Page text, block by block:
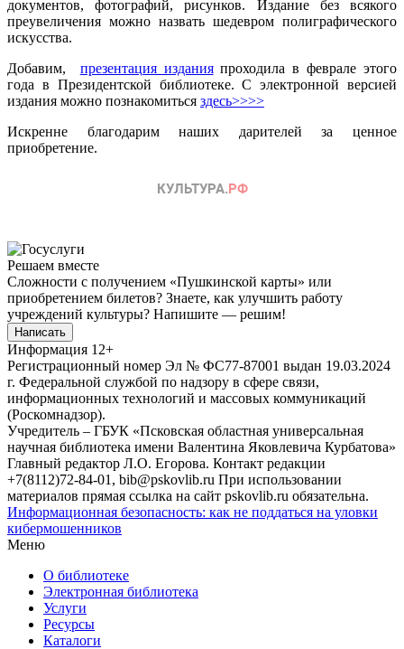
документов, фотографий, рисунков. Издание без всякого
преувеличения можно назвать шедевром полиграфического
искусства.
Добавим, презентация изданияпроходила в феврале этого
года в Президентской библиотеке. С электронной версией
издания можно познакомиться здесь>>>>
Искренне благодарим наших дарителей за ценное
приобретение.
Решаем вместе
Сложности с получением «Пушкинской карты» или
приобретением билетов? Знаете, как улучшить работу
учреждений культуры? Напишите — решим!
Написать
Информация 12+
Регистрационный номер Эл № ФС77-87001 выдан 19.03.2024
г. Федеральной службой по надзору в сфере связи,
информационных технологий и массовых коммуникаций
(Роскомнадзор).
Учредитель – ГБУК «Псковская областная универсальная
научная библиотека имени Валентина Яковлевича Курбатова»
Главный редактор Л.О. Егорова. Контакт редакции
+7(8112)72-84-01, bib@pskovlib.ru При использовании
материалов прямая ссылка на сайт pskovlib.ru обязательна.
Информационная безопасность: как не поддаться на уловки
кибермошенников
Меню
О библиотеке
Электронная библиотека
Услуги
Ресурсы
Каталоги